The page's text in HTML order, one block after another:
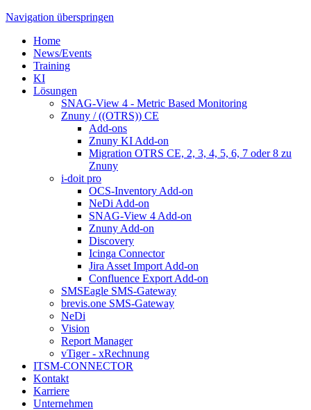
Navigation überspringen
Home
News/Events
Training
KI
Lösungen
SNAG-View 4 - Metric Based Monitoring
Znuny / ((OTRS)) CE
Add-ons
Znuny KI Add-on
Migration OTRS CE, 2, 3, 4, 5, 6, 7 oder 8 zu
Znuny
i-doit pro
OCS-Inventory Add-on
NeDi Add-on
SNAG-View 4 Add-on
Znuny Add-on
Discovery
Icinga Connector
Jira Asset Import Add-on
Confluence Export Add-on
SMSEagle SMS-Gateway
brevis.one SMS-Gateway
NeDi
Vision
Report Manager
vTiger - xRechnung
ITSM-CONNECTOR
Kontakt
Karriere
Unternehmen